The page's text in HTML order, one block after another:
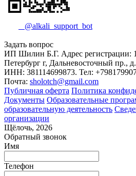
@alkali_support_bot
Задать вопрос
ИП Шилин Б.Г. Адрес регистрации:
Петербург г, Дальневосточный пр.,
ИНН: 381114699873. Тел:
Почта: sholotch@gmail.com
Публичная оферта Политика
Документы Образовательные
образовательную деятельность
организации
Щёлочь, 2026
Обратный звонок
Имя
Телефон